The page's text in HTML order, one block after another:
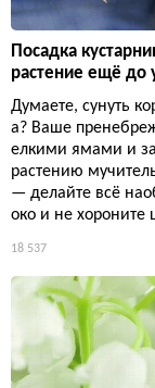
Посадка
растение ещё до
Думаете, сунуть
а? Ваше
елкими ямами и
растению
— делайте всё
око и не хороните
18 537